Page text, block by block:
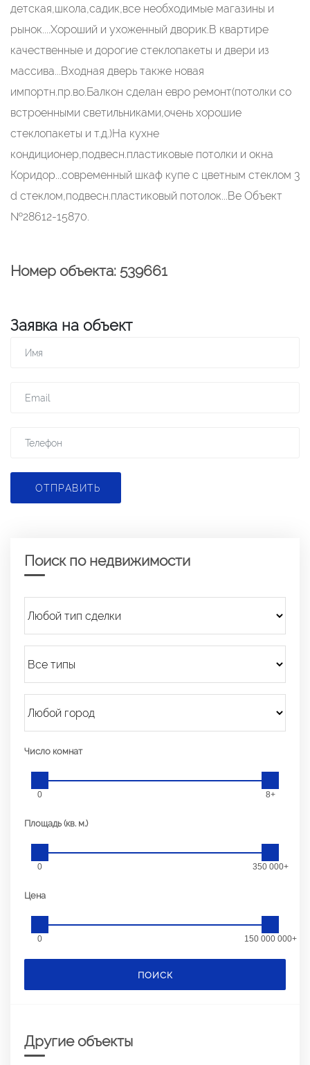
детская,школа,садик,все необходимые магазины и
рынок....Хороший и ухоженный дворик.В квартире
качественные и дорогие стеклопакеты и двери из
массива...Входная дверь также новая
импортн.пр.во.Балкон сделан евро ремонт(потолки со
встроенными светильниками,очень хорошие
стеклопакеты и т.д.)На кухне
кондиционер,подвесн.пластиковые потолки и окна
Коридор...современный шкаф купе с цветным стеклом 3
d стеклом,подвесн.пластиковый потолок...Ве Объект
№28612-15870.
Номер объекта: 539661
Заявка на объект
ОТПРАВИТЬ
Поиск по недвижимости
Число комнат
0 8+
Площадь (кв. м.)
0 350 000+
Цена
0 150 000 000+
ПОИСК
Другие объекты